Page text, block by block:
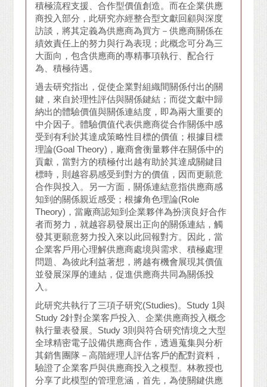
積極流程支援、合作型價值創造。而在企業供應
商投入部分，此研究亦經整合型文獻回顧與深度
訪談，將其定義為供應商為買方－供應商關係在
績效責任上的努力與行為表現；此概念可分為三
大面向，包含供應商的專精事項執行、配合行
為、積極待遇。
過去研究指出，促使企業對組織間關係付出的關
鍵，來自於理性評估與關係鍵結；而從文獻中歸
納出的體驗價值與關係連結度，即為兩大重要的
中介因子。體驗價值代表供應商從合作關係中感
受到有利於其達成策略性目標的價值；根據目標
理論(Goal Theory)，廠商會衡量夥伴在關係中的
貢獻，當對方的積極付出越有助於其達成關鍵目
標時，則越容易感受到對方的價值，因而更願意
合作與投入。另一方面，關係連結意指供應商感
知到的關係親近感受；根據角色理論(Role
Theory)，當廠商認知到企業夥伴為扮演良好合作
者而努力，就越容易發展出正向的關係連結，觸
發其更願意努力投入來以此回報對方。因此，當
企業客戶用心理解供應商處境與需求、積極處理
問題、為彼此利益著想，將越有機會展現其價值
並發展深厚的連結，促進供應商共同為關係投
入。
此研究共執行了三項子研究(Studies)。Study 1與
Study 2針對企業客戶投入、企業供應商投入概念
執行量表發展。Study 3則與符合研究情境之大型
全球精密電子設備供應商合作，透過蒐集與分析
其銷售團隊－高階經理人評估客戶的配對資料，
驗證了企業客戶與供應商投入之模型。林教授也
分享了此模型的管理意涵，首先，為使關鍵供應